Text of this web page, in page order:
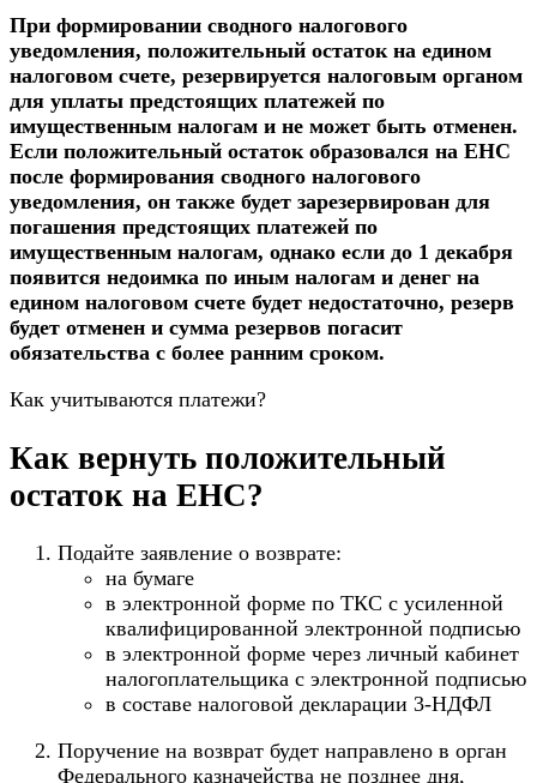
При формировании сводного налогового
уведомления, положительный остаток на едином
налоговом счете, резервируется налоговым органом
для уплаты предстоящих платежей по
имущественным налогам и не может быть отменен.
Если положительный остаток образовался на ЕНС
после формирования сводного налогового
уведомления, он также будет зарезервирован для
погашения предстоящих платежей по
имущественным налогам, однако если до 1 декабря
появится недоимка по иным налогам и денег на
едином налоговом счете будет недостаточно, резерв
будет отменен и сумма резервов погасит
обязательства с более ранним сроком.
Как учитываются платежи?
Как вернуть положительный
остаток на ЕНС?
Подайте заявление о возврате:
на бумаге
в электронной форме по ТКС с усиленной
квалифицированной электронной подписью
в электронной форме через личный кабинет
налогоплательщика с электронной подписью
в составе налоговой декларации 3-НДФЛ
Поручение на возврат будет направлено в орган
Федерального казначейства не позднее дня,